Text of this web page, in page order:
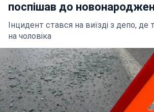
поспішав до
Інцидент стався на виїзді з депо, де
на чоловіка